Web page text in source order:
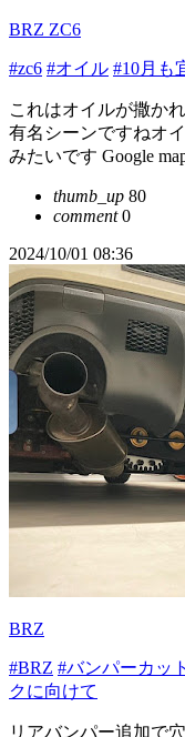
BRZ ZC6
#zc6 #オイル #10月も
これはオイルが撒か
有名シーンですねオ
みたいです Google
thumb_up 80
comment0
2024/10/01 08:36
BRZ
#BRZ #バンパーカット
クに向けて
リアバンパー追加で